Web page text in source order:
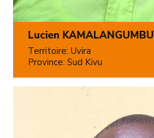
Lucien KAMALANGUMBU
Territoire: Uvira
Province: Sud Kivu